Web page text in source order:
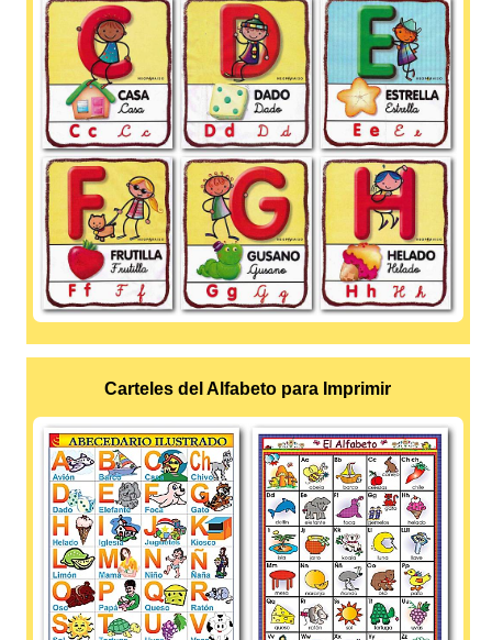
Carteles del Alfabeto para Imprimir